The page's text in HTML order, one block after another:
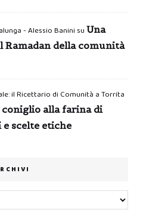
- Alessio Banini su Una
Ramadan della comunità
il Ricettario di Comunità a Torrita
coniglio alla farina di
scelte etiche